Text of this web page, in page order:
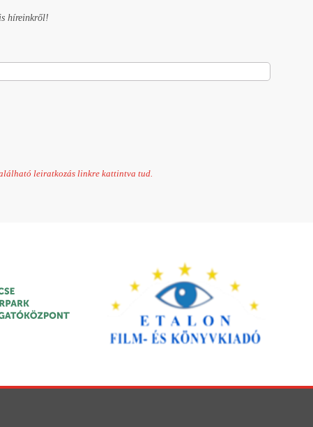
híreinkről!
leiratkozás linkre kattintva tud.